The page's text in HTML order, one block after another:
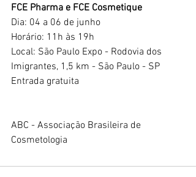
FCE Pharma e FCE Cosmetique
Dia: 04 a 06 de junho
Horário: 11h às 19h
Local: São Paulo Expo - Rodovia dos
Imigrantes, 1,5 km - São Paulo - SP
Entrada gratuita
ABC - Associação Brasileira de
Cosmetologia